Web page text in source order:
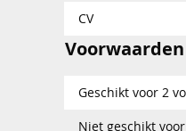
CV
Geschikt voor 2
Niet geschikt